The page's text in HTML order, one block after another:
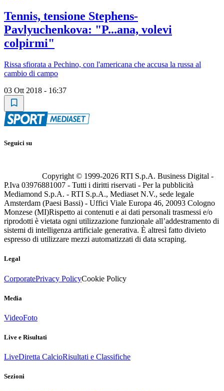
Tennis, tensione Stephens-
Pavlyuchenkova: "P...ana, volevi
colpirmi"
Rissa sfiorata a Pechino, con l'americana che accusa la russa al
cambio di campo
03 Ott 2018 - 16:37
Seguici su
Copyright © 1999-2026 RTI S.p.A. Business Digital -
P.Iva 03976881007 - Tutti i diritti riservati - Per la pubblicità
Mediamond S.p.A. - RTI S.p.A., Mediaset N.V., sede legale
Amsterdam (Paesi Bassi) - Uffici Viale Europa 46, 20093 Cologno
Monzese (MI)Rispetto ai contenuti e ai dati personali trasmessi e/o
riprodotti è vietata ogni utilizzazione funzionale all’addestramento di
sistemi di intelligenza artificiale generativa. È altresì fatto divieto
espresso di utilizzare mezzi automatizzati di data scraping.
Legal
CorporatePrivacy PolicyCookie Policy
Media
VideoFoto
Live e Risultati
LiveDiretta CalcioRisultati e Classifiche
Sezioni